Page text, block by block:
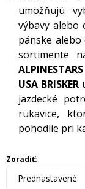
umožňujú
výbavy alebo
pánske
sortimente
USA BRISKER
jazdecké
rukavice,
pohodlie pri
Zoradiť:
Prednastavené